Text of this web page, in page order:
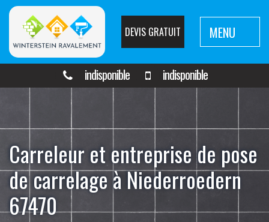
DEVIS GRATUIT MENU
indisponible indisponible
Carreleur et entreprise de pose
de carrelage à Niederroedern
67470